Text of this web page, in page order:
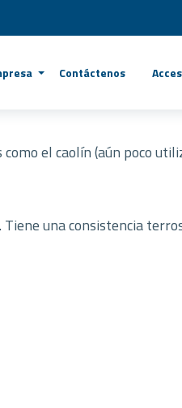
Contáctenos
el caolín (aún poco
una consistencia